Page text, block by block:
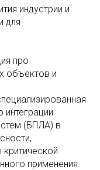
индустрии и
для
про
объектов и
интеграции
(БПЛА) в
применения.